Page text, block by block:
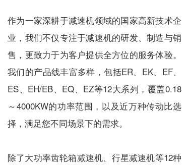
作为一家深耕于减速机领域的国家高新技术企
业，我们不仅专注于减速机的研发、制造与销
售，更致力于为客户提供全方位的服务体验。
我们的产品线丰富多样，包括ER、EK、EF、
ES、EH/EB、EQ、EZ等12大系列，覆盖0.18
～4000KW的功率范围，以及近万种传动比选
择，满足您不同场景下的需求。
除了大功率齿轮箱减速机、 行星减速机等12种